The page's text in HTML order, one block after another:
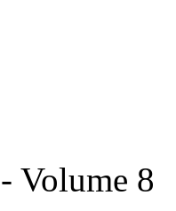
Volume 8